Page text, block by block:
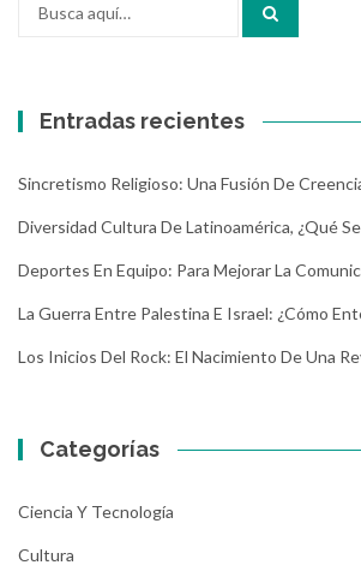
Entradas recientes
Sincretismo Religioso: Una Fusión De
Diversidad Cultura De Latinoamérica, ¿Qué
Deportes En Equipo: Para Mejorar La
La Guerra Entre Palestina E Israel: ¿Cómo
Los Inicios Del Rock: El Nacimiento De Una
Categorías
Ciencia Y Tecnología
Cultura